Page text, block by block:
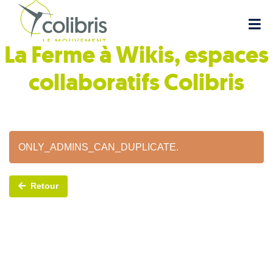
La Ferme à Wikis, espaces
collaboratifsColibris
ONLY_ADMINS_CAN_DUPLICATE.
Retour